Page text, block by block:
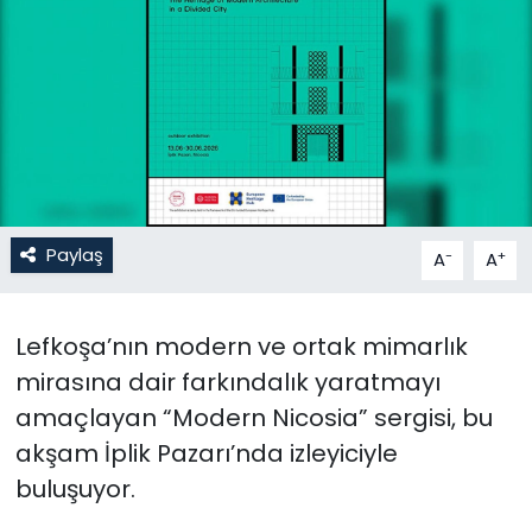
Paylaş A- A+
Lefkoşa’nın modern ve ortak mimarlık
mirasına dair farkındalık yaratmayı
amaçlayan “Modern Nicosia” sergisi, bu
akşam İplik Pazarı’nda izleyiciyle
buluşuyor.
KKTC YEREL SEÇİM 2018
Nöbetçi Eczaneler
Politika
SAĞLIK
Spor